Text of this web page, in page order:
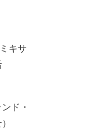
キサ
ド・